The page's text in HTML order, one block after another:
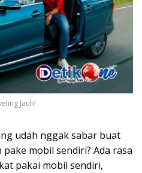
Jauh!
udah nggak sabar buat
mobil sendiri? Ada rasa
pakai mobil sendiri,